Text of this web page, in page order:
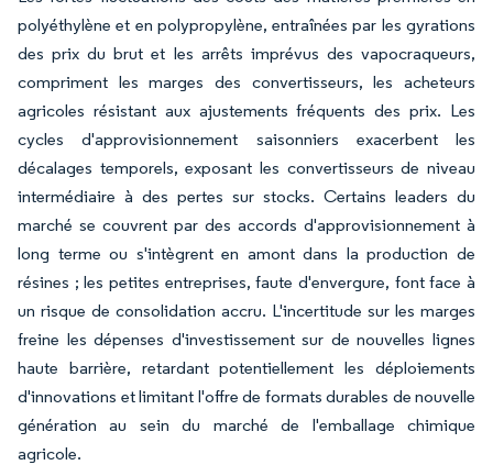
polyéthylène et en polypropylène, entraînées par les gyrations
des prix du brut et les arrêts imprévus des vapocraqueurs,
compriment les marges des convertisseurs, les acheteurs
agricoles résistant aux ajustements fréquents des prix. Les
cycles d'approvisionnement saisonniers exacerbent les
décalages temporels, exposant les convertisseurs de niveau
intermédiaire à des pertes sur stocks. Certains leaders du
marché se couvrent par des accords d'approvisionnement à
long terme ou s'intègrent en amont dans la production de
résines ; les petites entreprises, faute d'envergure, font face à
un risque de consolidation accru. L'incertitude sur les marges
freine les dépenses d'investissement sur de nouvelles lignes
haute barrière, retardant potentiellement les déploiements
d'innovations et limitant l'offre de formats durables de nouvelle
génération au sein du marché de l'emballage chimique
agricole.